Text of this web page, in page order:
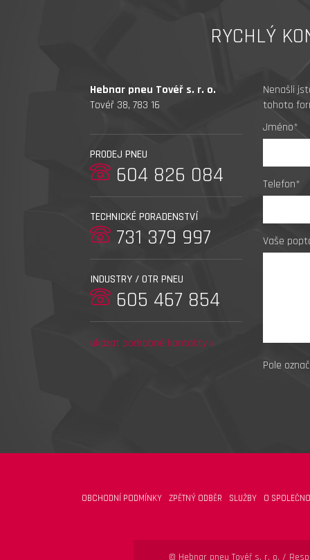
RYCHLÝ
Hebnar pneu Tovéř s. r. o.
Tovéř 38, 783 16
PRODEJ PNEU
604 826 084
TECHNICKÉ PORADENSTVÍ
731 379 997
INDUSTRY / OTR PNEU
605 467 854
ukázat podrobné kontakty »
Nenašli
tohoto
Jméno*
Telefon*
Vaše
Pole
OBCHODNÍ PODMÍNKY ZPĚTNÝ ODBĚR SLUŽBY O
© Hebnar pneu Tovéř s. r. o. /